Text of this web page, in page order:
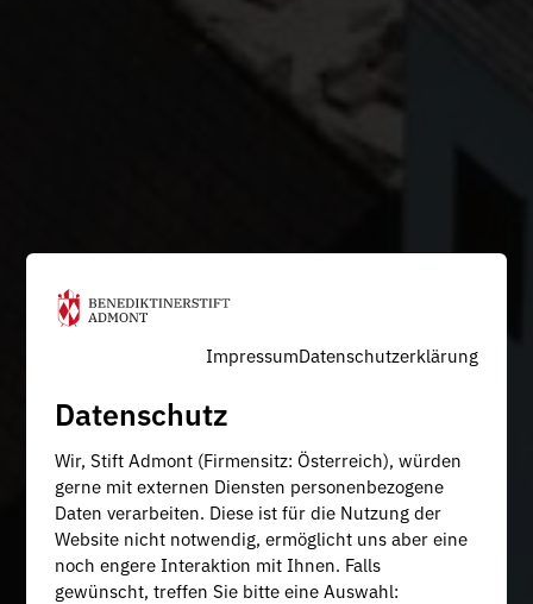
ImpressumDatenschutzerklärung
Datenschutz
Wir, Stift Admont (Firmensitz: Österreich), würden
gerne mit externen Diensten personenbezogene
Daten verarbeiten. Diese ist für die Nutzung der
Website nicht notwendig, ermöglicht uns aber eine
noch engere Interaktion mit Ihnen. Falls
gewünscht, treffen Sie bitte eine Auswahl: